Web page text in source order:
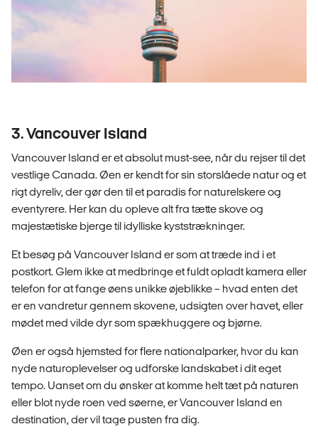
3. Vancouver Island
Vancouver Island er et absolut must-see, når du rejser til det
vestlige Canada. Øen er kendt for sin storslåede natur og et
rigt dyreliv, der gør den til et paradis for naturelskere og
eventyrere. Her kan du opleve alt fra tætte skove og
majestætiske bjerge til idylliske kyststrækninger.
Et besøg på Vancouver Island er som at træde ind i et
postkort. Glem ikke at medbringe et fuldt opladt kamera eller
telefon for at fange øens unikke øjeblikke – hvad enten det
er en vandretur gennem skovene, udsigten over havet, eller
mødet med vilde dyr som spækhuggere og bjørne.
Øen er også hjemsted for flere nationalparker, hvor du kan
nyde naturoplevelser og udforske landskabet i dit eget
tempo. Uanset om du ønsker at komme helt tæt på naturen
eller blot nyde roen ved søerne, er Vancouver Island en
destination, der vil tage pusten fra dig.